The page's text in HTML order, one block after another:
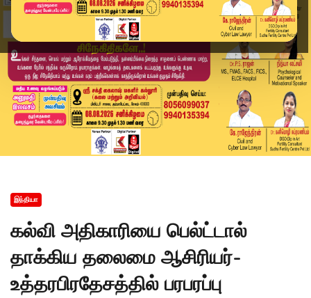
இந்தியா
கல்வி அதிகாரியை பெல்ட்டால்
தாக்கிய தலைமை ஆசிரியர்-
உத்தரபிரதேசத்தில் பரபரப்பு